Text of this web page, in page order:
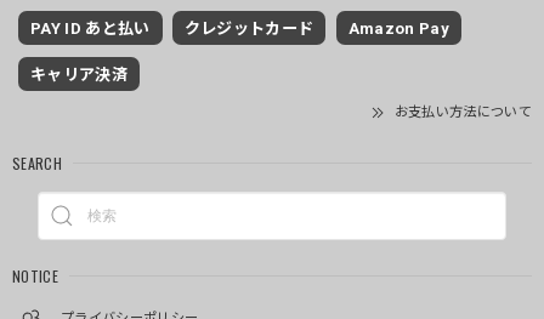
PAY ID あと払い クレジットカード Amazon Pay
キャリア決済
お支払い方法について
SEARCH
NOTICE